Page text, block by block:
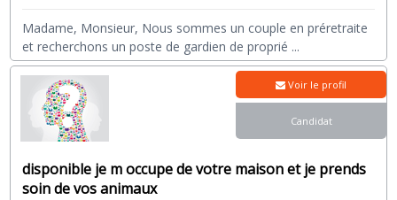
Madame, Monsieur, Nous sommes un couple en préretraite
et recherchons un poste de gardien de proprié ...
disponible je m occupe de votre maison et je prends
soin de vos animaux
Voir le profil
Candidat